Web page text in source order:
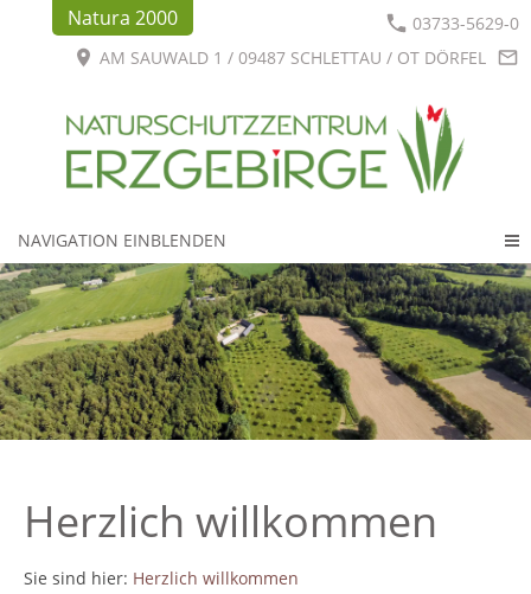
03733-5629-0
AM SAUWALD 1 / 09487 SCHLETTAU / OT DÖRFEL
NAVIGATION EINBLENDEN
Herzlich willkommen
Sie sind hier: Herzlich willkommen
Natura 2000